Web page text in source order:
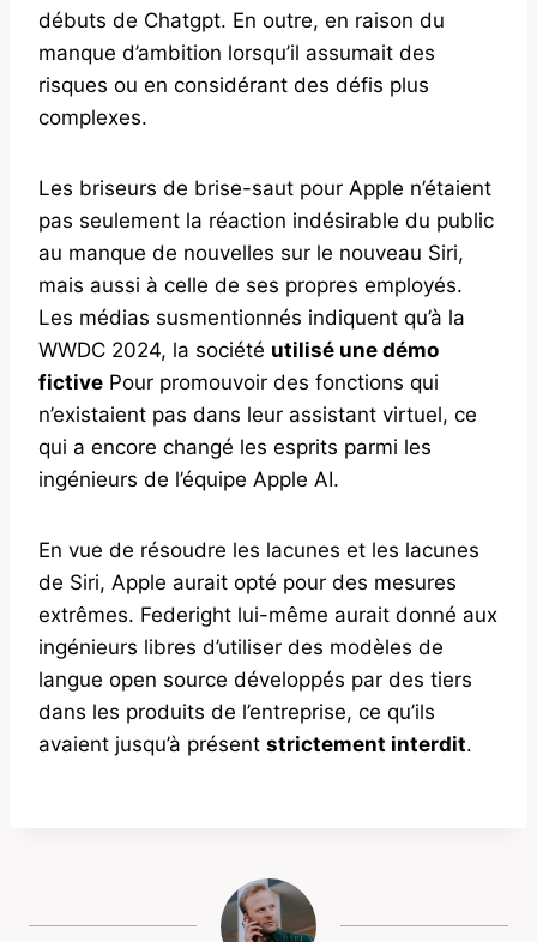
débuts de Chatgpt. En outre, en raison du
manque d’ambition lorsqu’il assumait des
risques ou en considérant des défis plus
complexes.
Les briseurs de brise-saut pour Apple n’étaient
pas seulement la réaction indésirable du public
au manque de nouvelles sur le nouveau Siri,
mais aussi à celle de ses propres employés.
Les médias susmentionnés indiquent qu’à la
WWDC 2024, la société utilisé une démo
fictive Pour promouvoir des fonctions qui
n’existaient pas dans leur assistant virtuel, ce
qui a encore changé les esprits parmi les
ingénieurs de l’équipe Apple AI.
En vue de résoudre les lacunes et les lacunes
de Siri, Apple aurait opté pour des mesures
extrêmes. Federight lui-même aurait donné aux
ingénieurs libres d’utiliser des modèles de
langue open source développés par des tiers
dans les produits de l’entreprise, ce qu’ils
avaient jusqu’à présent strictement interdit.